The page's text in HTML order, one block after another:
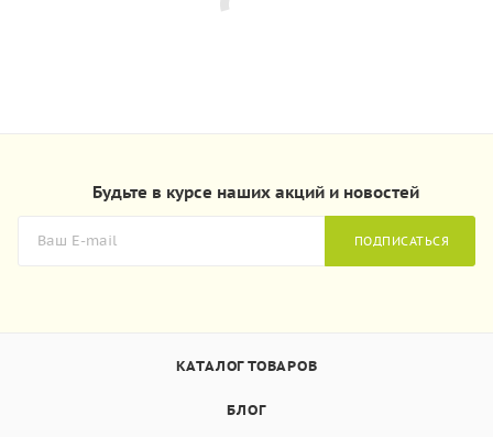
Будьте в курсе наших акций и новостей
ПОДПИСАТЬСЯ
КАТАЛОГ ТОВАРОВ
БЛОГ